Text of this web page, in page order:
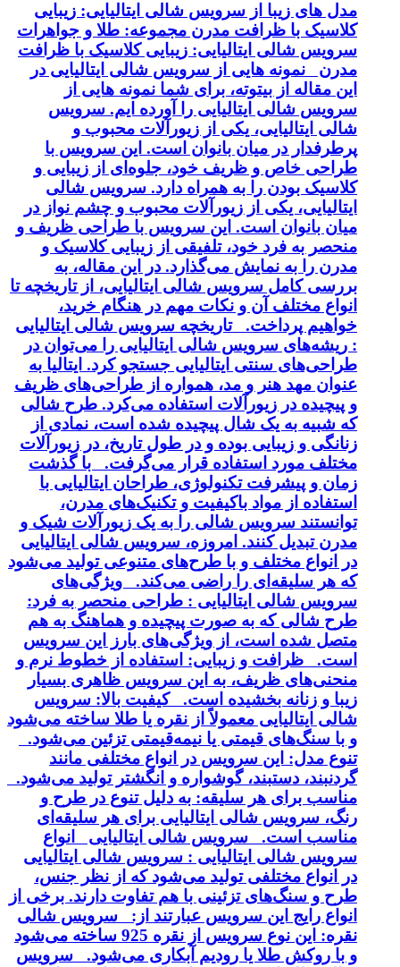
مدل های زیبا از سرویس شالی ایتالیایی: زیبایی
کلاسیک با ظرافت مدرن مجموعه: طلا و جواهرات
سرویس شالی ایتالیایی: زیبایی کلاسیک با ظرافت
مدرن نمونه هایی از سرویس شالی ایتالیایی در
این مقاله از بیتوته، برای شما نمونه هایی از
سرویس شالی ایتالیایی را آورده ایم. سرویس
شالی ایتالیایی، یکی از زیورآلات محبوب و
پرطرفدار در میان بانوان است. این سرویس با
طراحی خاص و ظریف خود، جلوه‌ای از زیبایی و
کلاسیک بودن را به همراه دارد. سرویس شالی
ایتالیایی، یکی از زیورآلات محبوب و چشم نواز در
میان بانوان است. این سرویس با طراحی ظریف و
منحصر به فرد خود، تلفیقی از زیبایی کلاسیک و
مدرن را به نمایش می‌گذارد. در این مقاله، به
بررسی کامل سرویس شالی ایتالیایی، از تاریخچه تا
انواع مختلف آن و نکات مهم در هنگام خرید،
خواهیم پرداخت. تاریخچه سرویس شالی ایتالیایی
: ریشه‌های سرویس شالی ایتالیایی را می‌توان در
طراحی‌های سنتی ایتالیایی جستجو کرد. ایتالیا به
عنوان مهد هنر و مد، همواره از طراحی‌های ظریف
و پیچیده در زیورآلات استفاده می‌کرد. طرح شالی
که شبیه به یک شال پیچیده شده است، نمادی از
زنانگی و زیبایی بوده و در طول تاریخ، در زیورآلات
مختلف مورد استفاده قرار می‌گرفت. با گذشت
زمان و پیشرفت تکنولوژی، طراحان ایتالیایی با
استفاده از مواد باکیفیت و تکنیک‌های مدرن،
توانستند سرویس شالی را به یک زیورآلات شیک و
مدرن تبدیل کنند. امروزه، سرویس شالی ایتالیایی
در انواع مختلف و با طرح‌های متنوعی تولید می‌شود
که هر سلیقه‌ای را راضی می‌کند. ویژگی‌های
سرویس شالی ایتالیایی : طراحی منحصر به فرد:
طرح شالی که به صورت پیچیده و هماهنگ به هم
متصل شده است، از ویژگی‌های بارز این سرویس
است. ظرافت و زیبایی: استفاده از خطوط نرم و
منحنی‌های ظریف، به این سرویس ظاهری بسیار
زیبا و زنانه بخشیده است. کیفیت بالا: سرویس
شالی ایتالیایی معمولاً از نقره یا طلا ساخته می‌شود
و با سنگ‌های قیمتی یا نیمه‌قیمتی تزئین می‌شود.
تنوع مدل: این سرویس در انواع مختلفی مانند
گردنبند، دستبند، گوشواره و انگشتر تولید می‌شود.
مناسب برای هر سلیقه: به دلیل تنوع در طرح و
رنگ، سرویس شالی ایتالیایی برای هر سلیقه‌ای
مناسب است. سرویس شالی ایتالیایی انواع
سرویس شالی ایتالیایی : سرویس شالی ایتالیایی
در انواع مختلفی تولید می‌شود که از نظر جنس،
طرح و سنگ‌های تزئینی با هم تفاوت دارند. برخی از
انواع رایج این سرویس عبارتند از: سرویس شالی
نقره: این نوع سرویس از نقره 925 ساخته می‌شود
و با روکش طلا یا رودیم آبکاری می‌شود. سرویس